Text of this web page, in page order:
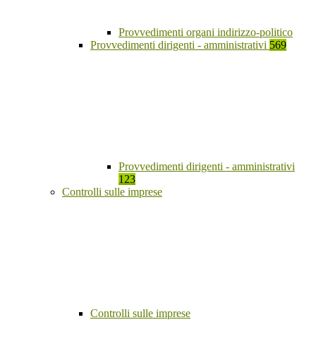
Provvedimenti organi indirizzo-politico
Provvedimenti dirigenti - amministrativi 569
Provvedimenti dirigenti - amministrativi
123
Controlli sulle imprese
Controlli sulle imprese